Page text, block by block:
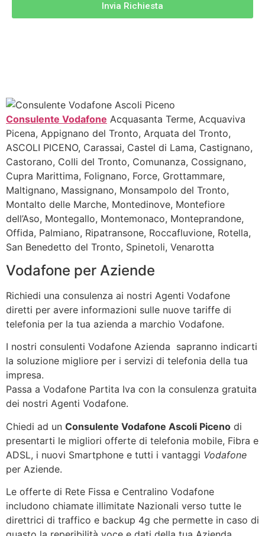
Invia Richiesta
Consulente Vodafone Acquasanta Terme, Acquaviva
Picena, Appignano del Tronto, Arquata del Tronto,
ASCOLI PICENO, Carassai, Castel di Lama, Castignano,
Castorano, Colli del Tronto, Comunanza, Cossignano,
Cupra Marittima, Folignano, Force, Grottammare,
Maltignano, Massignano, Monsampolo del Tronto,
Montalto delle Marche, Montedinove, Montefiore
dell’Aso, Montegallo, Montemonaco, Monteprandone,
Offida, Palmiano, Ripatransone, Roccafluvione, Rotella,
San Benedetto del Tronto, Spinetoli, Venarotta
Vodafone per Aziende
Richiedi una consulenza ai nostri Agenti Vodafone
diretti per avere informazioni sulle nuove tariffe di
telefonia per la tua azienda a marchio Vodafone.
I nostri consulenti Vodafone Azienda sapranno indicarti
la soluzione migliore per i servizi di telefonia della tua
impresa.
Passa a Vodafone Partita Iva con la consulenza gratuita
dei nostri Agenti Vodafone.
Chiedi ad un Consulente Vodafone Ascoli Piceno di
presentarti le migliori offerte di telefonia mobile, Fibra e
ADSL, i nuovi Smartphone e tutti i vantaggi Vodafone
per Aziende.
Le offerte di Rete Fissa e Centralino Vodafone
includono chiamate illimitate Nazionali verso tutte le
direttrici di traffico e backup 4g che permette in caso di